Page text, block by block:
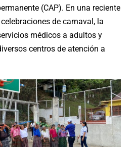
(CAP). En una reciente
de carnaval, la
médicos a adultos y
centros de atención a